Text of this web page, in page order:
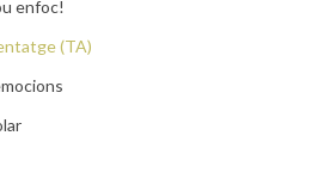
enfoc!
(TA)